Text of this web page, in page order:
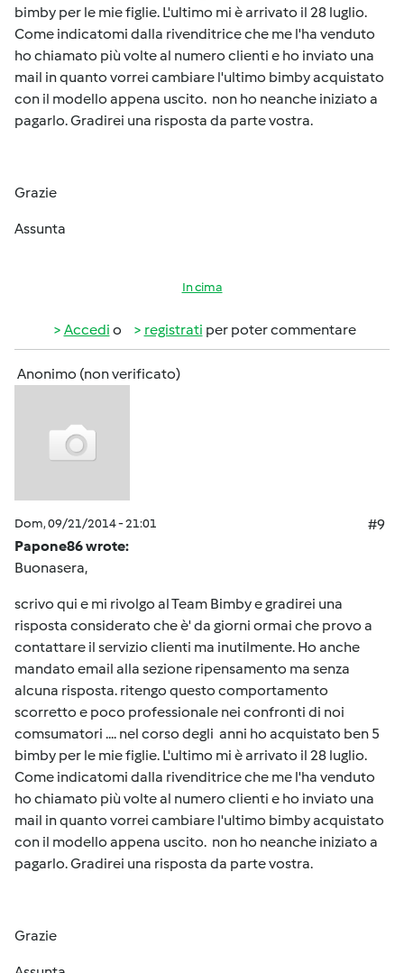
bimby per le mie figlie. L'ultimo mi è arrivato il 28 luglio.
Come indicatomi dalla rivenditrice che me l'ha venduto
ho chiamato più volte al numero clienti e ho inviato una
mail in quanto vorrei cambiare l'ultimo bimby acquistato
con il modello appena uscito. non ho neanche iniziato a
pagarlo. Gradirei una risposta da parte vostra.
Grazie
Assunta
In cima
Accedi o registrati per poter commentare
Anonimo (non verificato)
Dom, 09/21/2014 - 21:01
#9
Papone86 wrote:
Buonasera,
scrivo qui e mi rivolgo al Team Bimby e gradirei una
risposta considerato che è' da giorni ormai che provo a
contattare il servizio clienti ma inutilmente. Ho anche
mandato email alla sezione ripensamento ma senza
alcuna risposta. ritengo questo comportamento
scorretto e poco professionale nei confronti di noi
comsumatori .... nel corso degli anni ho acquistato ben 5
bimby per le mie figlie. L'ultimo mi è arrivato il 28 luglio.
Come indicatomi dalla rivenditrice che me l'ha venduto
ho chiamato più volte al numero clienti e ho inviato una
mail in quanto vorrei cambiare l'ultimo bimby acquistato
con il modello appena uscito. non ho neanche iniziato a
pagarlo. Gradirei una risposta da parte vostra.
Grazie